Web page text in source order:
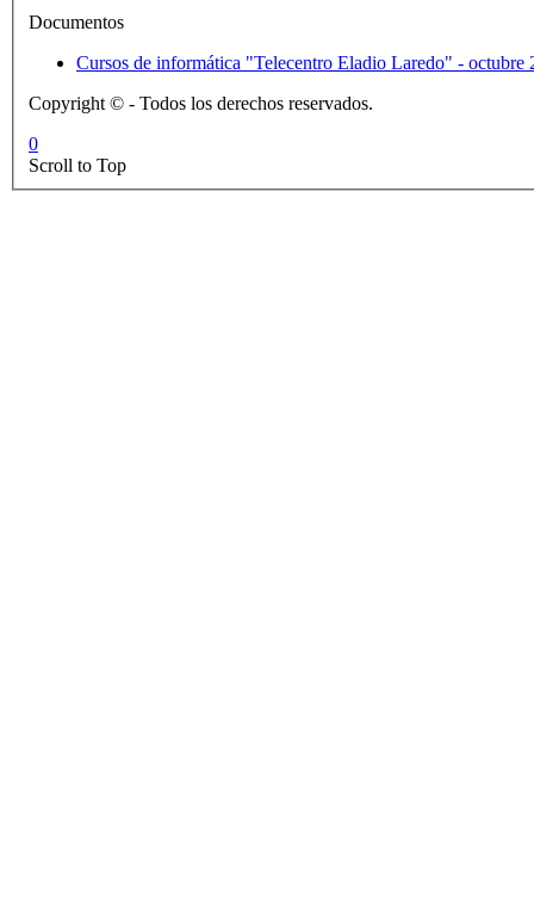
Documentos
Cursos de informática "Telecentro Eladio
Copyright © - Todos los derechos reservados.
0
Scroll to Top